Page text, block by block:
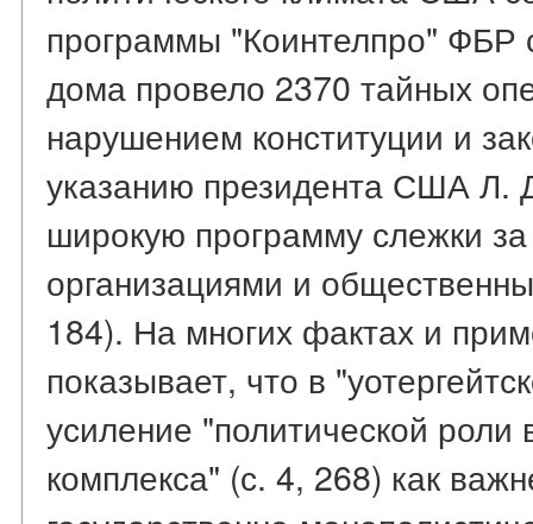
программы "Коинтелпро" ФБР
дома провело 2370 тайных
нарушением конституции и
указанию президента США Л.
широкую программу слежки
организациями и
184). На многих фактах и
показывает, что в
усиление "политической
комплекса" (с. 4, 268) как